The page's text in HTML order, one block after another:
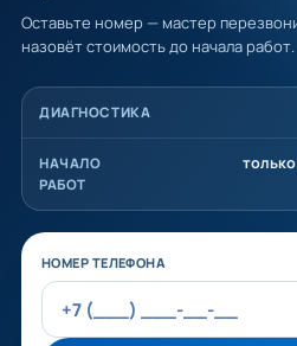
Оставьте номер — мастер
назовёт стоимость до начала работ.
ДИАГНОСТИКА
НАЧАЛО
РАБОТ
Не заполняйте это поле
НОМЕР ТЕЛЕФОНА